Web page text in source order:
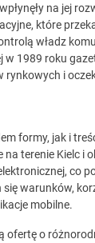
na jej
które
władz
1989 roku
rynkowych i
formy, jak i
terenie Kielc i
co
warunków,
mobilne.
ofertę o